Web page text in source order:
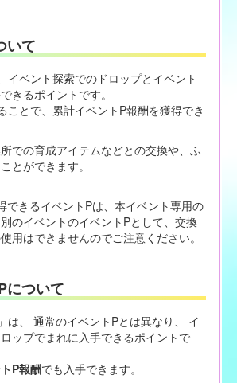
いて
イベント探索でのドロップとイベント
きるポイントです。
ことで、累計イベントP報酬を獲得でき
での育成アイテムなどとの交換や、ふ
とができます。
できるイベントPは、本イベント専用の
のイベントのイベントPとして、交換
用はできませんのでご注意ください。
について
は、 通常のイベントPとは異なり、 イ
ップでまれに入手できるポイントで
P報酬でも入手できます。